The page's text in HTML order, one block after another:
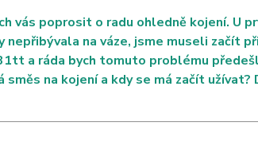
vás poprosit o radu ohledně kojení. U
nepřibývala na váze, jsme museli začít
a ráda bych tomuto problému
směs na kojení a kdy se má začít užívat?